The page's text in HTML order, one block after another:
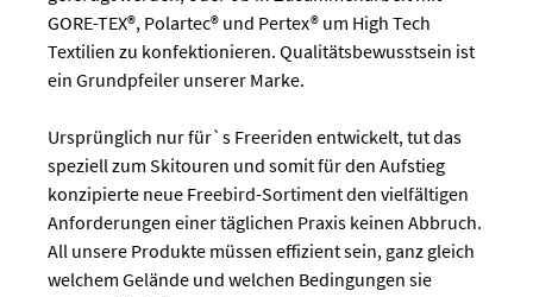
GORE-TEX®, Polartec® und Pertex® um High Tech
Textilien zu konfektionieren. Qualitätsbewusstsein ist
ein Grundpfeiler unserer Marke.
Ursprünglich nur für`s Freeriden entwickelt, tut das
speziell zum Skitouren und somit für den Aufstieg
konzipierte neue Freebird-Sortiment den vielfältigen
Anforderungen einer täglichen Praxis keinen Abbruch.
All unsere Produkte müssen effizient sein, ganz gleich
welchem Gelände und welchen Bedingungen sie